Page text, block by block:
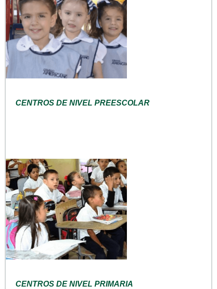
CENTROS DE NIVEL PREESCOLAR
CENTROS DE NIVEL PRIMARIA